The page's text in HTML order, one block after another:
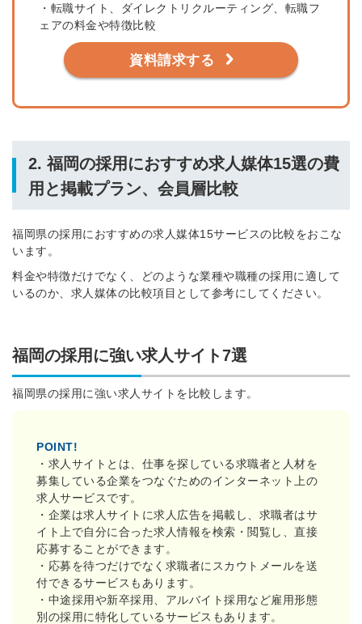
・転職サイト、ダイレクトリクルーティング、転職フ
ェアの料金や特徴比較
資料請求する
2. 福岡の採用におすすめ求人媒体15選の費
用と掲載プラン、会員層比較
福岡県の採用におすすめの求人媒体15サービスの比較をおこな
います。
料金や特徴だけでなく、どのような業種や職種の採用に適して
いるのか、求人媒体の比較項目として参考にしてください。
福岡の採用に強い求人サイト7選
福岡県の採用に強い求人サイトを比較します。
POINT!
・求人サイトとは、仕事を探している求職者と人材を
募集している企業をつなぐためのインターネット上の
求人サービスです。
・企業は求人サイトに求人広告を掲載し、求職者はサ
イト上で自分に合った求人情報を検索・閲覧し、直接
応募することができます。
・応募を待つだけでなく求職者にスカウトメールを送
付できるサービスもあります。
・中途採用や新卒採用、アルバイト採用など雇用形態
別の採用に特化しているサービスもあります。